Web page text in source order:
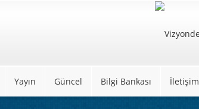
Yayın Güncel Bilgi Bankası İletişim